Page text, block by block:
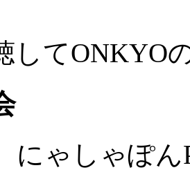
してONKYO
にゃしゃぽ